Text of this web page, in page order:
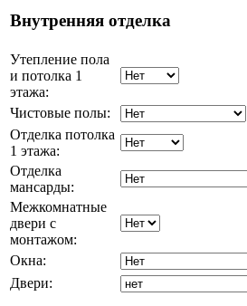
Внутренняя отделка
Утепление пола
и потолка 1
этажа:
Чистовые полы:
Отделка потолка
1 этажа:
Отделка
мансарды:
Межкомнатные
двери с
монтажом:
Окна:
Двери: